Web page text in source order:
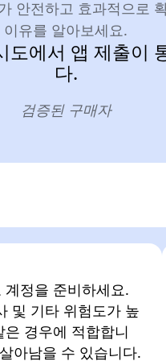
안전하고 효과적으로
이유를 알아보세요.
에서 앱 제출이
다.
검증된 구매자
정을 준비하세요.
및 기타 위험도가 높
경우에 적합합니
아남을 수 있습니다.